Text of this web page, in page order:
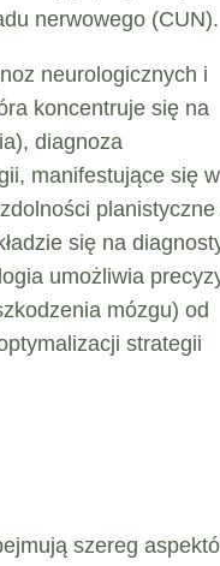
nerwowego (CUN).
neurologicznych i
koncentruje się na
diagnoza
manifestujące się w
planistyczne
się na
umożliwia
mózgu) od
strategii
szereg